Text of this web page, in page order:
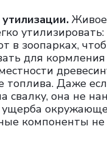
.
в зоопарках,
для
топлива. Даже
свалку, она не
компоненты